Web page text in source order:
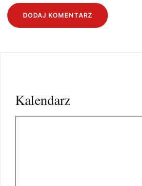
Kalendarz